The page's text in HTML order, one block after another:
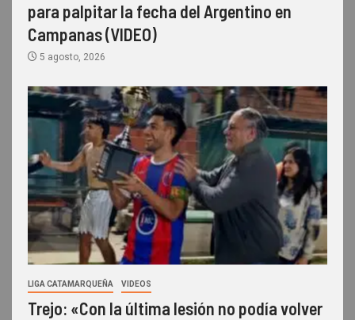
para palpitar la fecha del Argentino en
Campanas (VIDEO)
5 agosto, 2026
LIGA CATAMARQUEÑA VIDEOS
Trejo: «Con la última lesión no podía volver